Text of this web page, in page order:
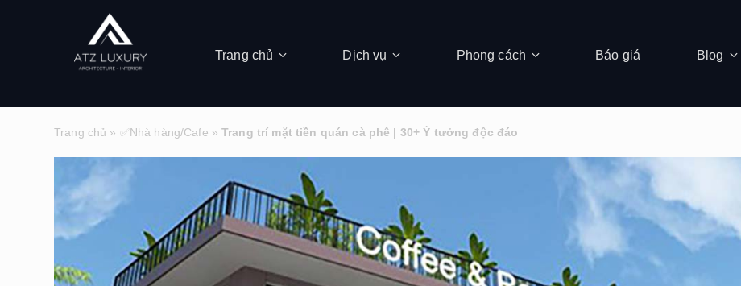
Trang chủ Dịch vụ Phong cách Báo giá Blog
Trang chủ » ✅Nhà hàng/Cafe »Trang trí mặt tiền quán cà phê | 30+ Ý tưởng độc đáo